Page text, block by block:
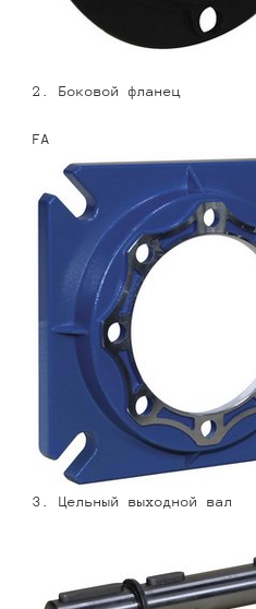
2. Боковой фланец
FA
3. Цельный выходной вал